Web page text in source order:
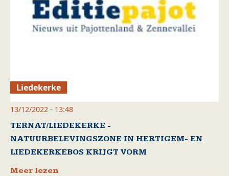
Liedekerke
13/12/2022 - 13:48
TERNAT/LIEDEKERKE -
NATUURBELEVINGSZONE IN HERTIGEM- EN
LIEDEKERKEBOS KRIJGT VORM
Meer lezen